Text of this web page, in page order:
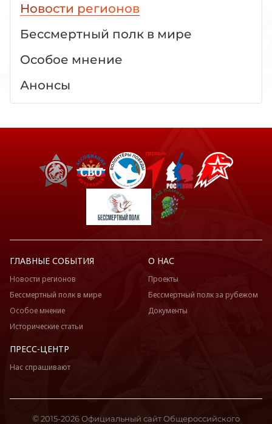
Новости регионов
Бессмертный полк в мире
Особое мнение
Анонсы
ГЛАВНЫЕ СОБЫТИЯ
Новости регионов
Бессмертный полк в мире
Особое мнение
Исторические статьи
О НАС
Проекты
Бессмертный полк за рубежом
Документы
ПРЕСС-ЦЕНТР
Нас спрашивают
© 2015-2026 Официальный сайт Общероссийского